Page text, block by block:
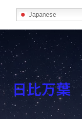
Japanese
探そう！
日比万葉